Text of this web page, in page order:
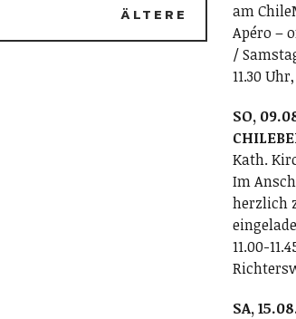
ÄLTERE
am
Apéro –
/
11.30
SO,
Kath.
Im
herzlich
11.00-
SA,